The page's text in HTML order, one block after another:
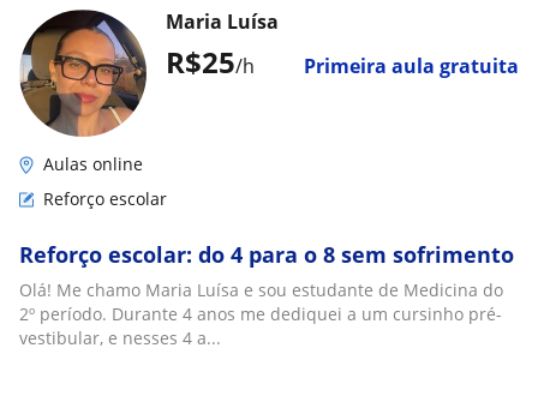
R$25/h Primeira aula gratuita
Maria Luísa
Aulas online
Reforço escolar
Reforço escolar: do 4 para o 8 sem sofrimento
Olá! Me chamo Maria Luísa e sou estudante de Medicina do
2º período. Durante 4 anos me dediquei a um cursinho pré-
vestibular, e nesses 4 a...